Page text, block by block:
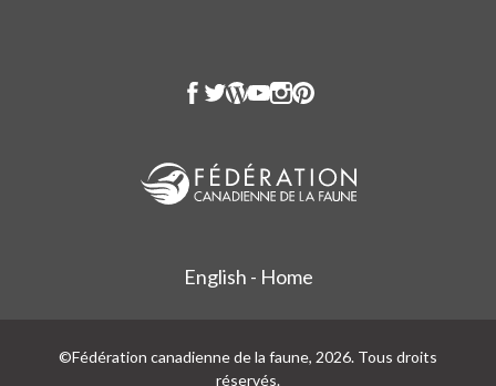
English - Home
©Fédération canadienne de la faune, 2026. Tous droits
réservés.